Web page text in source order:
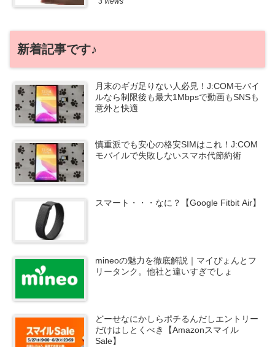
新着記事です♪
月末のギガ足りない人必見！J:COMモバイ
ルなら制限後も最大1Mbpsで動画もSNSも
意外と快適
慎重派でも安心の格安SIMはこれ！J:COM
モバイルで失敗しないスマホ代節約術
スマート・・・なに？【Google Fitbit Air】
mineoの魅力を徹底解説｜マイぴょんとフ
リータンク。他社と違いすぎでしょ
どーせなにかしらポチるんだしエントリー
だけはしとくべき【Amazonスマイル
Sale】